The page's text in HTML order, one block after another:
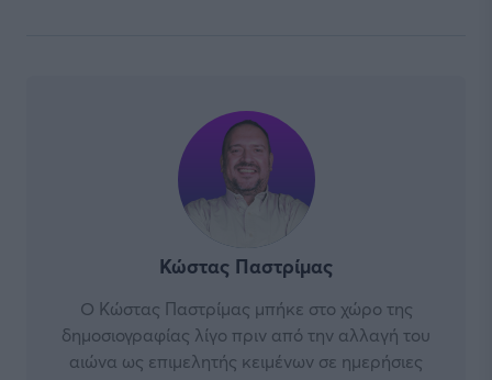
Κώστας Παστρίμας
Ο Κώστας Παστρίμας μπήκε στο χώρο της
δημοσιογραφίας λίγο πριν από την αλλαγή του
αιώνα ως επιμελητής κειμένων σε ημερήσιες